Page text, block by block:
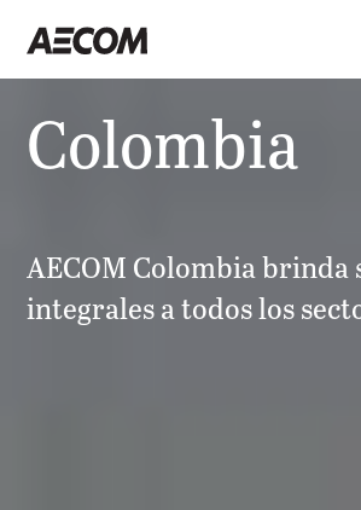
Colombia
AECOM Colombia brinda
integrales a todos los